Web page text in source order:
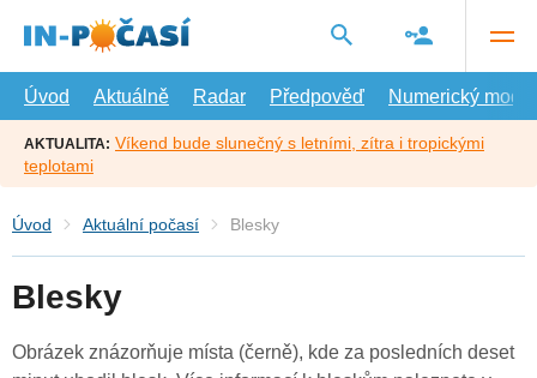
hlavní
Úvod
Aktuálně Radar Předpověď Numerický model
AKTUALITA: Víkend bude slunečný s letními, zítra i tropickými
teplotami
Úvod Aktuální počasí Blesky
Blesky
Obrázek znázorňuje místa (černě), kde za posledních deset